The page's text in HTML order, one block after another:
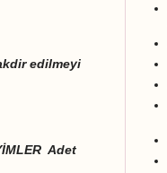
edilmeyi
Adet